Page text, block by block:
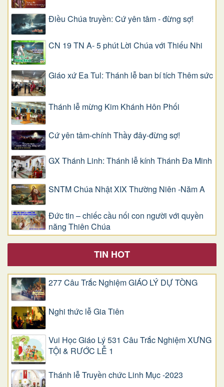
Điều Chúa truyền: Cứ yên tâm - đừng sợ!
CN 19 TN A- 5 phút Lời Chúa với Thiếu Nhi
Giáo xứ Ea Tul: Thánh lễ ban bí tích Thêm sức
Thánh lễ mừng Kim Khánh Hôn Phối
Cứ yên tâm-chính Thầy đây-đừng sợ!
GX Thánh Linh: Thánh lễ kính Thánh Đa Minh
SNTM Chúa Nhật XIX Thường Niên -Năm A
Đức tin – chiếc cầu nối con người với quyền
năng Thiên Chúa
TIN HOT
277 Câu Trắc Nghiệm GIÁO LÝ DỰ TÒNG
Nghi thức lễ Gia Tiên
Vui Học Giáo Lý 531 Câu Trắc Nghiệm XƯNG
TỘI & RƯỚC LỄ 1
Thánh lễ Truyền chức Linh Mục -2023